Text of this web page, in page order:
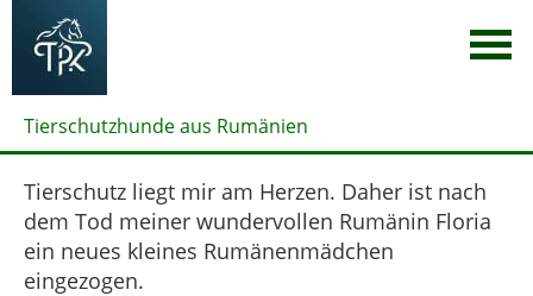
Tierschutzhunde aus Rumänien
Tierschutz liegt mir am Herzen. Daher ist nach
dem Tod meiner wundervollen Rumänin Floria
ein neues kleines Rumänenmädchen
eingezogen.